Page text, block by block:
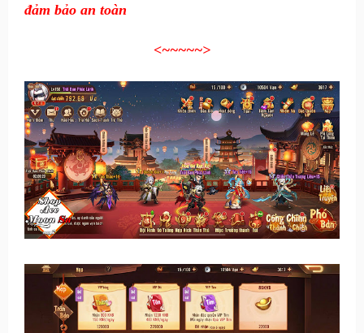
đảm bảo an toàn
<~~~~~>